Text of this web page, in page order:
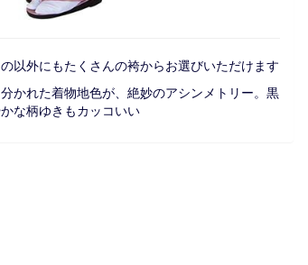
以外にもたくさんの袴からお選びいただけます
かれた着物地色が、絶妙のアシンメトリー。黒
な柄ゆきもカッコいい